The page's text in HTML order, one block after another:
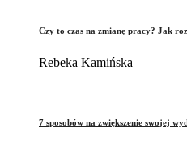
Czy to czas na zmianę pracy? Jak
Rebeka Kamińska
7 sposobów na zwiększenie swojej